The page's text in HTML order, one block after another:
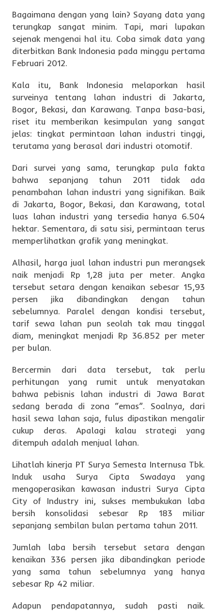
Bagaimana dengan yang lain? Sayang data yang
terungkap sangat minim. Tapi, mari lupakan
sejenak mengenai hal itu. Coba simak data yang
diterbitkan Bank Indonesia pada minggu pertama
Februari 2012.
Kala itu, Bank Indonesia melaporkan hasil
surveinya tentang lahan industri di Jakarta,
Bogor, Bekasi, dan Karawang. Tanpa basa-basi,
riset itu memberikan kesimpulan yang sangat
jelas: tingkat permintaan lahan industri tinggi,
terutama yang berasal dari industri otomotif.
Dari survei yang sama, terungkap pula fakta
bahwa sepanjang tahun 2011 tidak ada
penambahan lahan industri yang signifikan. Baik
di Jakarta, Bogor, Bekasi, dan Karawang, total
luas lahan industri yang tersedia hanya 6.504
hektar. Sementara, di satu sisi, permintaan terus
memperlihatkan grafik yang meningkat.
Alhasil, harga jual lahan industri pun merangsek
naik menjadi Rp 1,28 juta per meter. Angka
tersebut setara dengan kenaikan sebesar 15,93
persen jika dibandingkan dengan tahun
sebelumnya. Paralel dengan kondisi tersebut,
tarif sewa lahan pun seolah tak mau tinggal
diam, meningkat menjadi Rp 36.852 per meter
per bulan.
Bercermin dari data tersebut, tak perlu
perhitungan yang rumit untuk menyatakan
bahwa pebisnis lahan industri di Jawa Barat
sedang berada di zona “emas”. Soalnya, dari
hasil sewa lahan saja, fulus dipastikan mengalir
cukup deras. Apalagi kalau strategi yang
ditempuh adalah menjual lahan.
Lihatlah kinerja PT Surya Semesta Internusa Tbk.
Induk usaha Surya Cipta Swadaya yang
mengoperasikan kawasan industri Surya Cipta
City of Industry ini, sukses membukukan laba
bersih konsolidasi sebesar Rp 183 miliar
sepanjang sembilan bulan pertama tahun 2011.
Jumlah laba bersih tersebut setara dengan
kenaikan 336 persen jika dibandingkan periode
yang sama tahun sebelumnya yang hanya
sebesar Rp 42 miliar.
Adapun pendapatannya, sudah pasti naik.